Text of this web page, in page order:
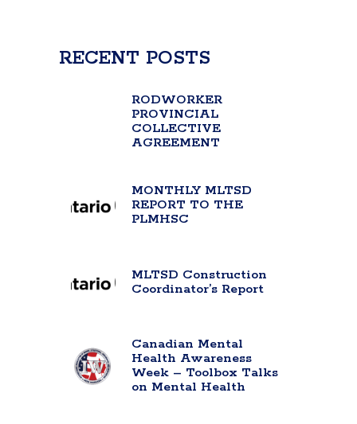
RECENT POSTS
RODWORKER
PROVINCIAL
COLLECTIVE
AGREEMENT
MONTHLY MLTSD
REPORT TO THE
PLMHSC
MLTSD Construction
Coordinator’s Report
Canadian Mental
Health Awareness
Week – Toolbox Talks
on Mental Health